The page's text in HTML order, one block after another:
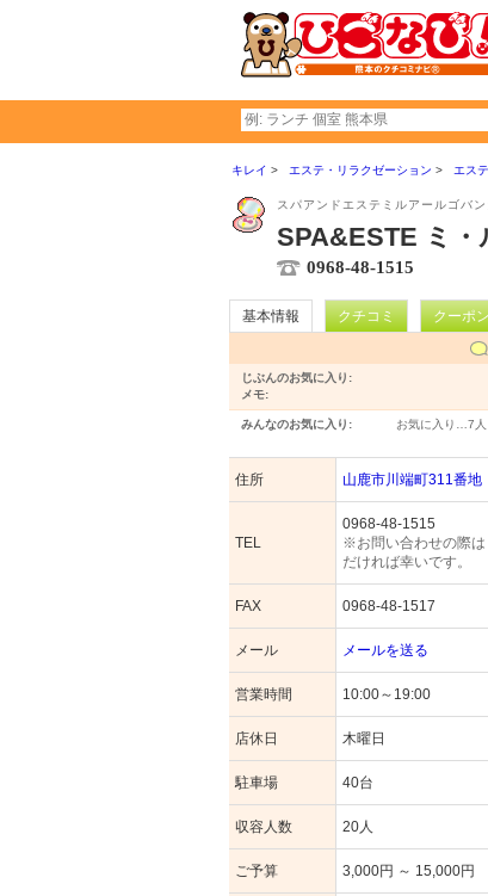
キレイ エステ・リラクゼーション エステ
スパアンドエステミルアールゴバン
SPA&ESTE ミ・
0968-48-1515
基本情報 クチコミ クーポ
じぶんのお気に入り:
メモ:
みんなのお気に入り: お気に入り… 7人
住所 山鹿市川端町311番地
TEL
0968-48-1515
※お問い合わせの際は
だければ幸いです。
FAX 0968-48-1517
メール メールを送る
営業時間 10:00～19:00
店休日 木曜日
駐車場 40台
収容人数 20人
ご予算 3,000円 ～ 15,000円